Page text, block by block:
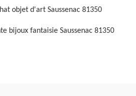
objet d'art Saussenac 81350
bijoux fantaisie Saussenac 81350